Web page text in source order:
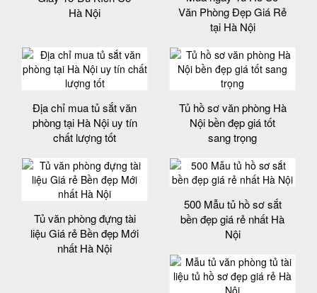
Hà Nội
Văn Phòng Đẹp Giá Rẻ
tại Hà Nội
Địa chỉ mua tủ sắt văn
phòng tại Hà Nội uy tín
chất lượng tốt
Tủ hồ sơ văn phòng Hà
Nội bền đẹp giá tốt
sang trọng
Tủ văn phòng đựng tài
liệu Giá rẻ Bền đẹp Mới
nhất Hà Nội
500 Mẫu tủ hồ sơ sắt
bền đẹp giá rẻ nhất Hà
Nội